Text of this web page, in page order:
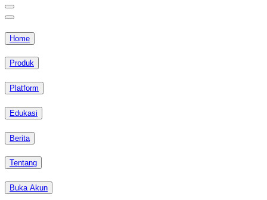
Home
Produk
Platform
Edukasi
Berita
Tentang
Buka Akun